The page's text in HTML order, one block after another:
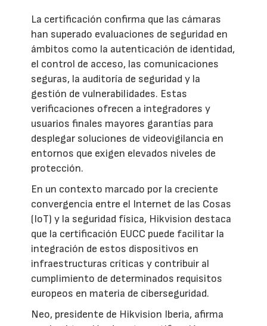
La certificación confirma que las cámaras
han superado evaluaciones de seguridad en
ámbitos como la autenticación de identidad,
el control de acceso, las comunicaciones
seguras, la auditoría de seguridad y la
gestión de vulnerabilidades. Estas
verificaciones ofrecen a integradores y
usuarios finales mayores garantías para
desplegar soluciones de videovigilancia en
entornos que exigen elevados niveles de
protección.
En un contexto marcado por la creciente
convergencia entre el Internet de las Cosas
(IoT) y la seguridad física, Hikvision destaca
que la certificación EUCC puede facilitar la
integración de estos dispositivos en
infraestructuras críticas y contribuir al
cumplimiento de determinados requisitos
europeos en materia de ciberseguridad.
Neo, presidente de Hikvision Iberia, afirma